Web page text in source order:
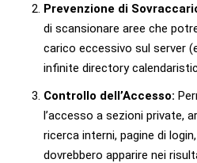
Prevenzione di
di scansionare aree che
carico eccessivo sul server
infinite directory
Controllo dell’Accesso:
l’accesso a sezioni private,
ricerca interni, pagine di
dovrebbero apparire nei